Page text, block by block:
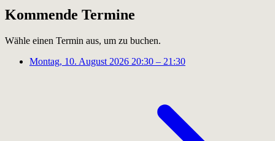
Kommende Termine
Wähle einen Termin aus, um zu buchen.
Montag, 10. August 2026 20:30 – 21:30